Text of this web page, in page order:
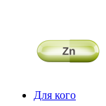
Для кого